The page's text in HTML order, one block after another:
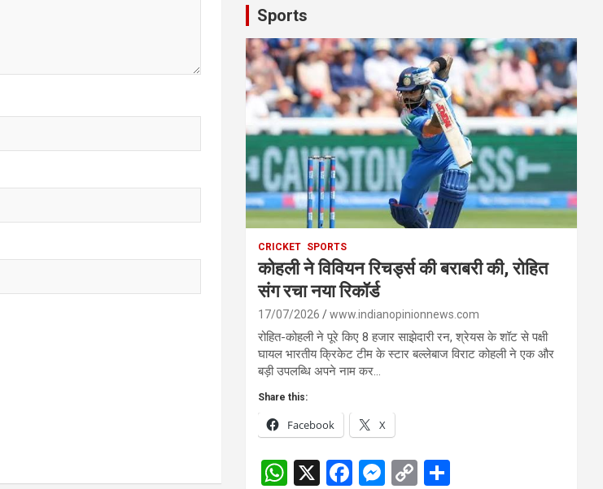
Sports
CRICKET SPORTS
कोहली ने विवियन रिचर्ड्स की बराबरी की, रोहित
संग रचा नया रिकॉर्ड
17/07/2026 www.indianopinionnews.com
रोहित-कोहली ने पूरे किए 8 हजार साझेदारी रन, श्रेयस के शॉट से पक्षी
घायल भारतीय क्रिकेट टीम के स्टार बल्लेबाज विराट कोहली ने एक और
बड़ी उपलब्धि अपने नाम कर…
Share this:
Facebook X
W X
F
M C